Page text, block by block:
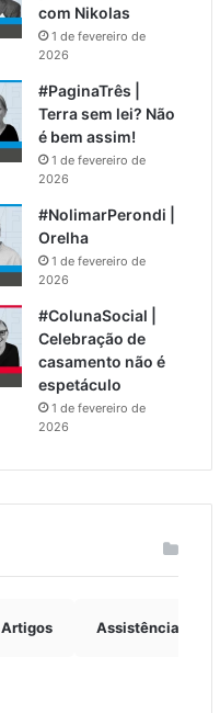
com Nikolas
1 de fevereiro de
2026
#PaginaTrês |
Terra sem lei? Não
é bem assim!
1 de fevereiro de
2026
#NolimarPerondi |
Orelha
1 de fevereiro de
2026
#ColunaSocial |
Celebração de
casamento não é
espetáculo
1 de fevereiro de
2026
Artigos Assistência Social